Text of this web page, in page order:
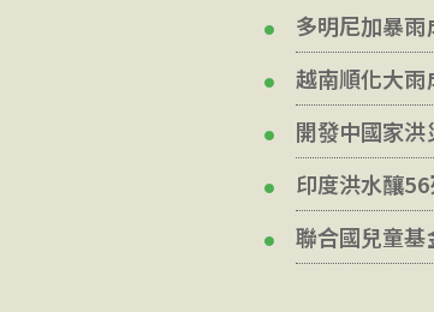
多明尼加暴
越南順化大
開發中國家洪
印度洪水釀
聯合國兒童